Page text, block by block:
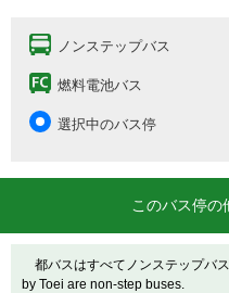
ノンステップバス
燃料電池バス
選択中のバス停
このバス停の
都バスはすべてノンステップバ
by Toei are non-step buses.